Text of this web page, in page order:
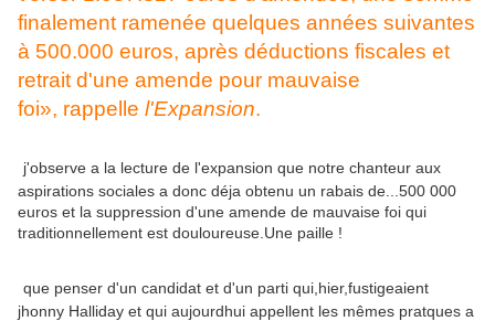
finalement ramenée quelques années suivantes
à 500.000 euros, après déductions fiscales et
retrait d'une amende pour mauvaise
foi», rappelle l'Expansion.
j'observe a la lecture de l'expansion que notre chanteur aux
aspirations sociales a donc déja obtenu un rabais de...500 000
euros et la suppression d'une amende de mauvaise foi qui
traditionnellement est douloureuse.Une paille !
que penser d'un candidat et d'un parti qui,hier,fustigeaient
jhonny Halliday et qui aujourdhui appellent les mêmes pratques a